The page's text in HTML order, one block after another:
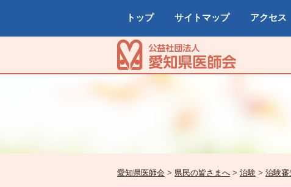
トップ サイトマップ アクセス
愛知県医師会 > 県民の皆さまへ > 治験 > 治験審